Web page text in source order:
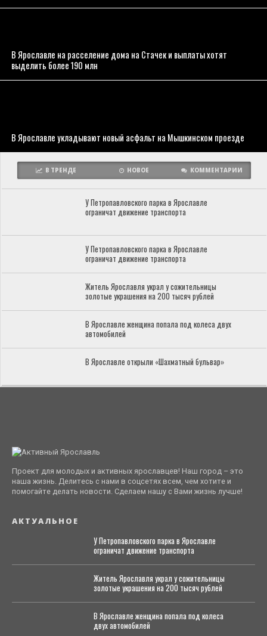
В Ярославле на расселение дома на Стачек и выплаты хотят
выделить более 190 млн
В Ярославле укладывают новый асфальт на Мышкинском проезде
В ТРЕНДЕ НОВОЕ КОММЕНТАРИИ
У Петропавловского парка в Ярославле
ограничат движение транспорта
У Петропавловского парка в Ярославле
ограничат движение транспорта
Житель Ярославля украл у сожительницы
золотые украшения на 200 тысяч рублей
В Ярославле женщина попала под колеса двух
автомобилей
В Ярославле открыли «Шахматный бульвар»
Проект для молодых и активных ярославцев! Наш город – это
наша жизнь. Делитесь с нами в соцсетях всем, чем хотите и
помогайте делать новости. Сделаем нашу с Вами жизнь лучше!
АКТУАЛЬНОЕ
У Петропавловского парка в Ярославле
ограничат движение транспорта
Житель Ярославля украл у сожительницы
золотые украшения на 200 тысяч рублей
В Ярославле женщина попала под колеса
двух автомобилей